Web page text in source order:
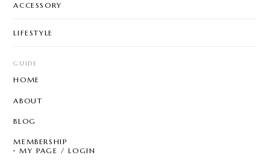
ACCESSORY
LIFESTYLE
GUIDE
HOME
ABOUT
BLOG
MEMBERSHIP
MY PAGE / LOGIN